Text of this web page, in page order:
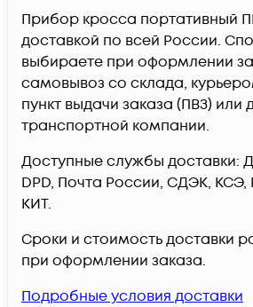
Прибор кросса портативный
доставкой по всей России.
выбираете при оформлении
самовывоз со склада,
пункт выдачи заказа (ПВЗ)
транспортной компании.
Доступные службы доставки:
DPD, Почта России, СДЭК, КСЭ,
КИТ.
Сроки и стоимость доставки
при оформлении заказа.
Подробные условия доставки